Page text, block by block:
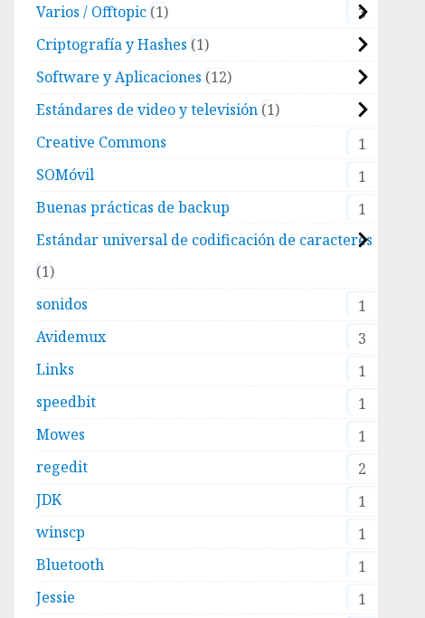
3
Varios / Offtopic 1
Criptografía y Hashes 1
Software y Aplicaciones 12
Estándares de video y televisión 1
Creative Commons
1
SOMóvil
1
Buenas prácticas de backup
1
Estándar universal de codificación de caracteres
1
sonidos
1
Avidemux
3
Links
1
speedbit
1
Mowes
1
regedit
2
JDK
1
winscp
1
Bluetooth
1
Jessie
1